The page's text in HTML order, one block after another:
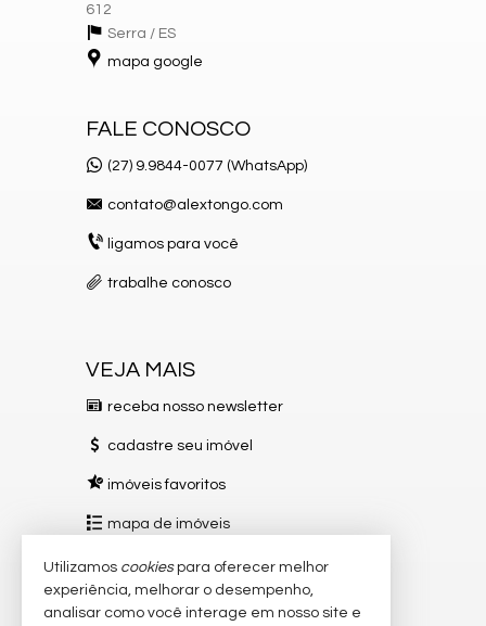
612
Serra / ES
mapa google
FALE CONOSCO
(27) 9.9844-0077 (WhatsApp)
contato@alextongo.com
ligamos para você
trabalhe conosco
VEJA MAIS
receba nosso newsletter
cadastre seu imóvel
imóveis favoritos
mapa de imóveis
REDES SOCIAIS
Instagram
Utilizamos cookiespara oferecer melhor
experiência, melhorar o desempenho,
analisar como você interage em nosso site e